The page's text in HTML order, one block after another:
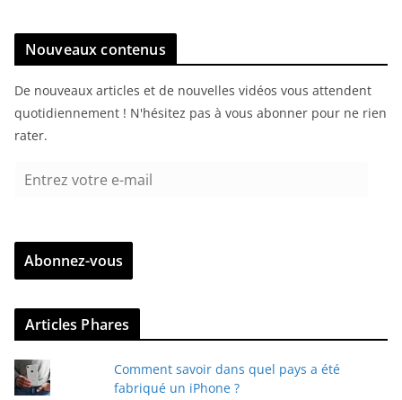
Nouveaux contenus
De nouveaux articles et de nouvelles vidéos vous attendent
quotidiennement ! N'hésitez pas à vous abonner pour ne rien
rater.
r
z
v
r
e
Abonnez-vous
Articles Phares
Comment savoir dans quel pays a été
fabriqué un iPhone ?